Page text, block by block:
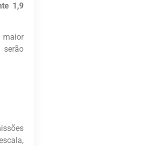
1,9
serão